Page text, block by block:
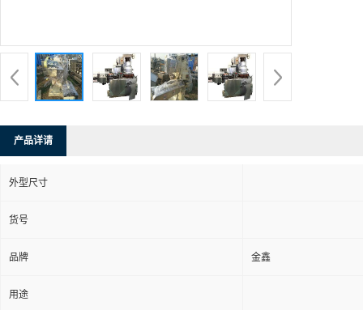
产品详请
外型尺寸
货号
品牌 金鑫
用途